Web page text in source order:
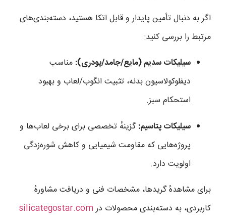
اگر به دنبال تأمین پایدار و قابل اتکا هستید، دسته‌بندی‌های
مرتبط را بررسی کنید:
سیلیکات سدیم (مایع/جامد/پودری): مناسب
دیفلوکولاسیون بدنه، تثبیت انگوب/لعاب و بهبود
استحکام سبز.
سیلیکات پتاسیم:گزینهٔ تخصصی برای برخی لعاب‌ها و
پروژه‌هایی که مقاومت شیمیایی و کاهش شوره‌زدگی
اولویت دارد.
برای مشاهدهٔ گریدها، مشخصات فنی و دریافت مشاورهٔ
کاربردی، به دسته‌بندی محصولات درsilicategostar.com